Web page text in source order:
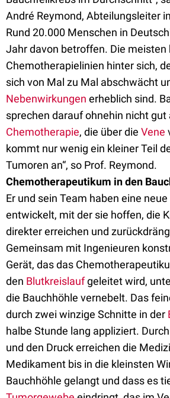
André Reymond, Abteilungsleiter
Rund 20.000 Menschen in
Jahr davon betroffen. Die meisten
Chemotherapielinien hinter sich,
sich von Mal zu Mal abschwächt
Nebenwirkungen erheblich sind.
sprechen darauf ohnehin nicht gut
Chemotherapie, die über die Vene
kommt nur wenig ein kleiner Teil
Tumoren an“, so Prof. Reymond.
Chemotherapeutikum in den
Er und sein Team haben eine
entwickelt, mit der sie hoffen, die
direkter erreichen und
Gemeinsam mit Ingenieuren
Gerät, das das
den Blutkreislaufgeleitet wird,
die Bauchhöhle vernebelt. Das
durch zwei winzige Schnitte in der
halbe Stunde lang appliziert.
und den Druck erreichen die
Medikament bis in die kleinsten
Bauchhöhle gelangt und dass es